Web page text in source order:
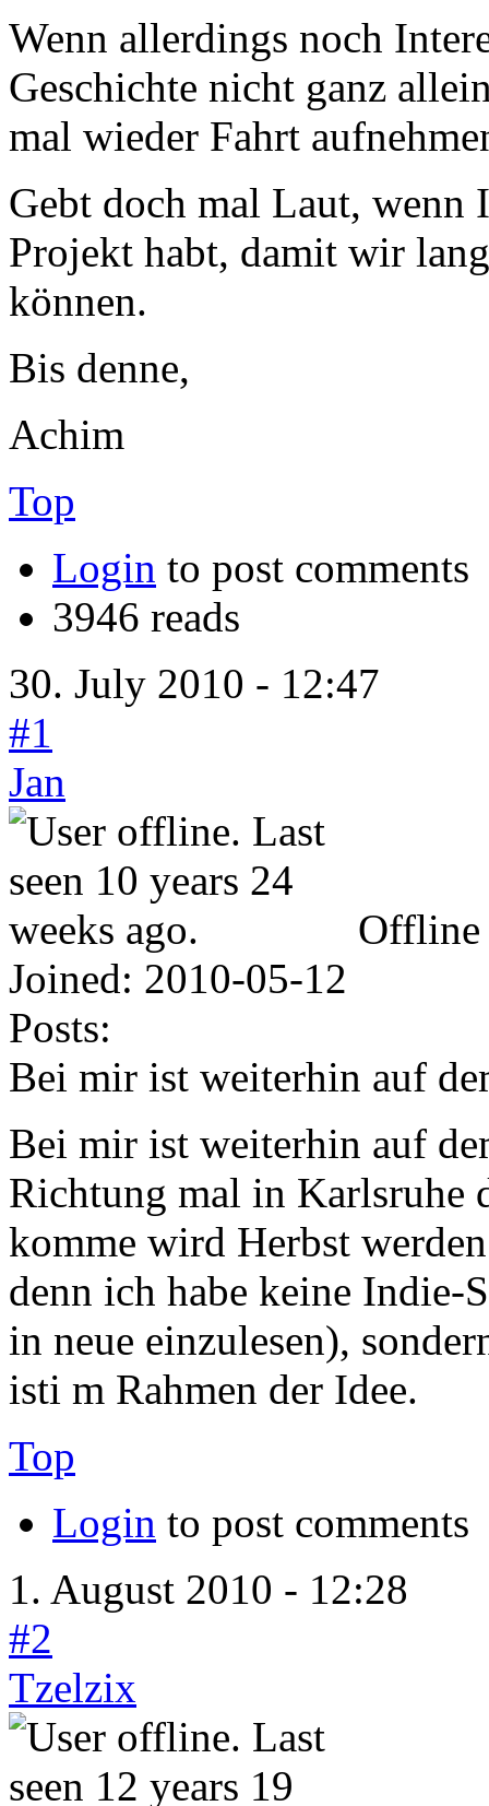
Wenn allerdings noch
Geschichte nicht ganz
mal wieder Fahrt
Gebt doch mal Laut, wenn
Projekt habt, damit wir
können.
Bis denne,
Achim
Top
Login to post comments
3946 reads
30. July 2010 - 12:47
#1
Jan
Offline
Joined: 2010-05-12
Posts:
Bei mir ist weiterhin auf
Bei mir ist weiterhin auf
Richtung mal in Karlsruhe
komme wird Herbst
denn ich habe keine Indie-
in neue einzulesen),
isti m Rahmen der Idee.
Top
Login to post comments
1. August 2010 - 12:28
#2
Tzelzix